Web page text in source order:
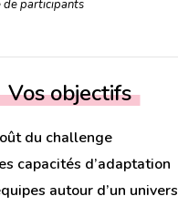
de participants
Vos objectifs
du challenge
capacités d’adaptation
autour d’un univers